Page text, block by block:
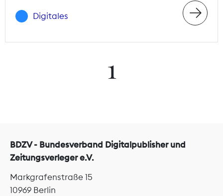
Digitales
1
BDZV - Bundesverband Digitalpublisher und
Zeitungsverleger e.V.
Markgrafenstraße 15
10969 Berlin